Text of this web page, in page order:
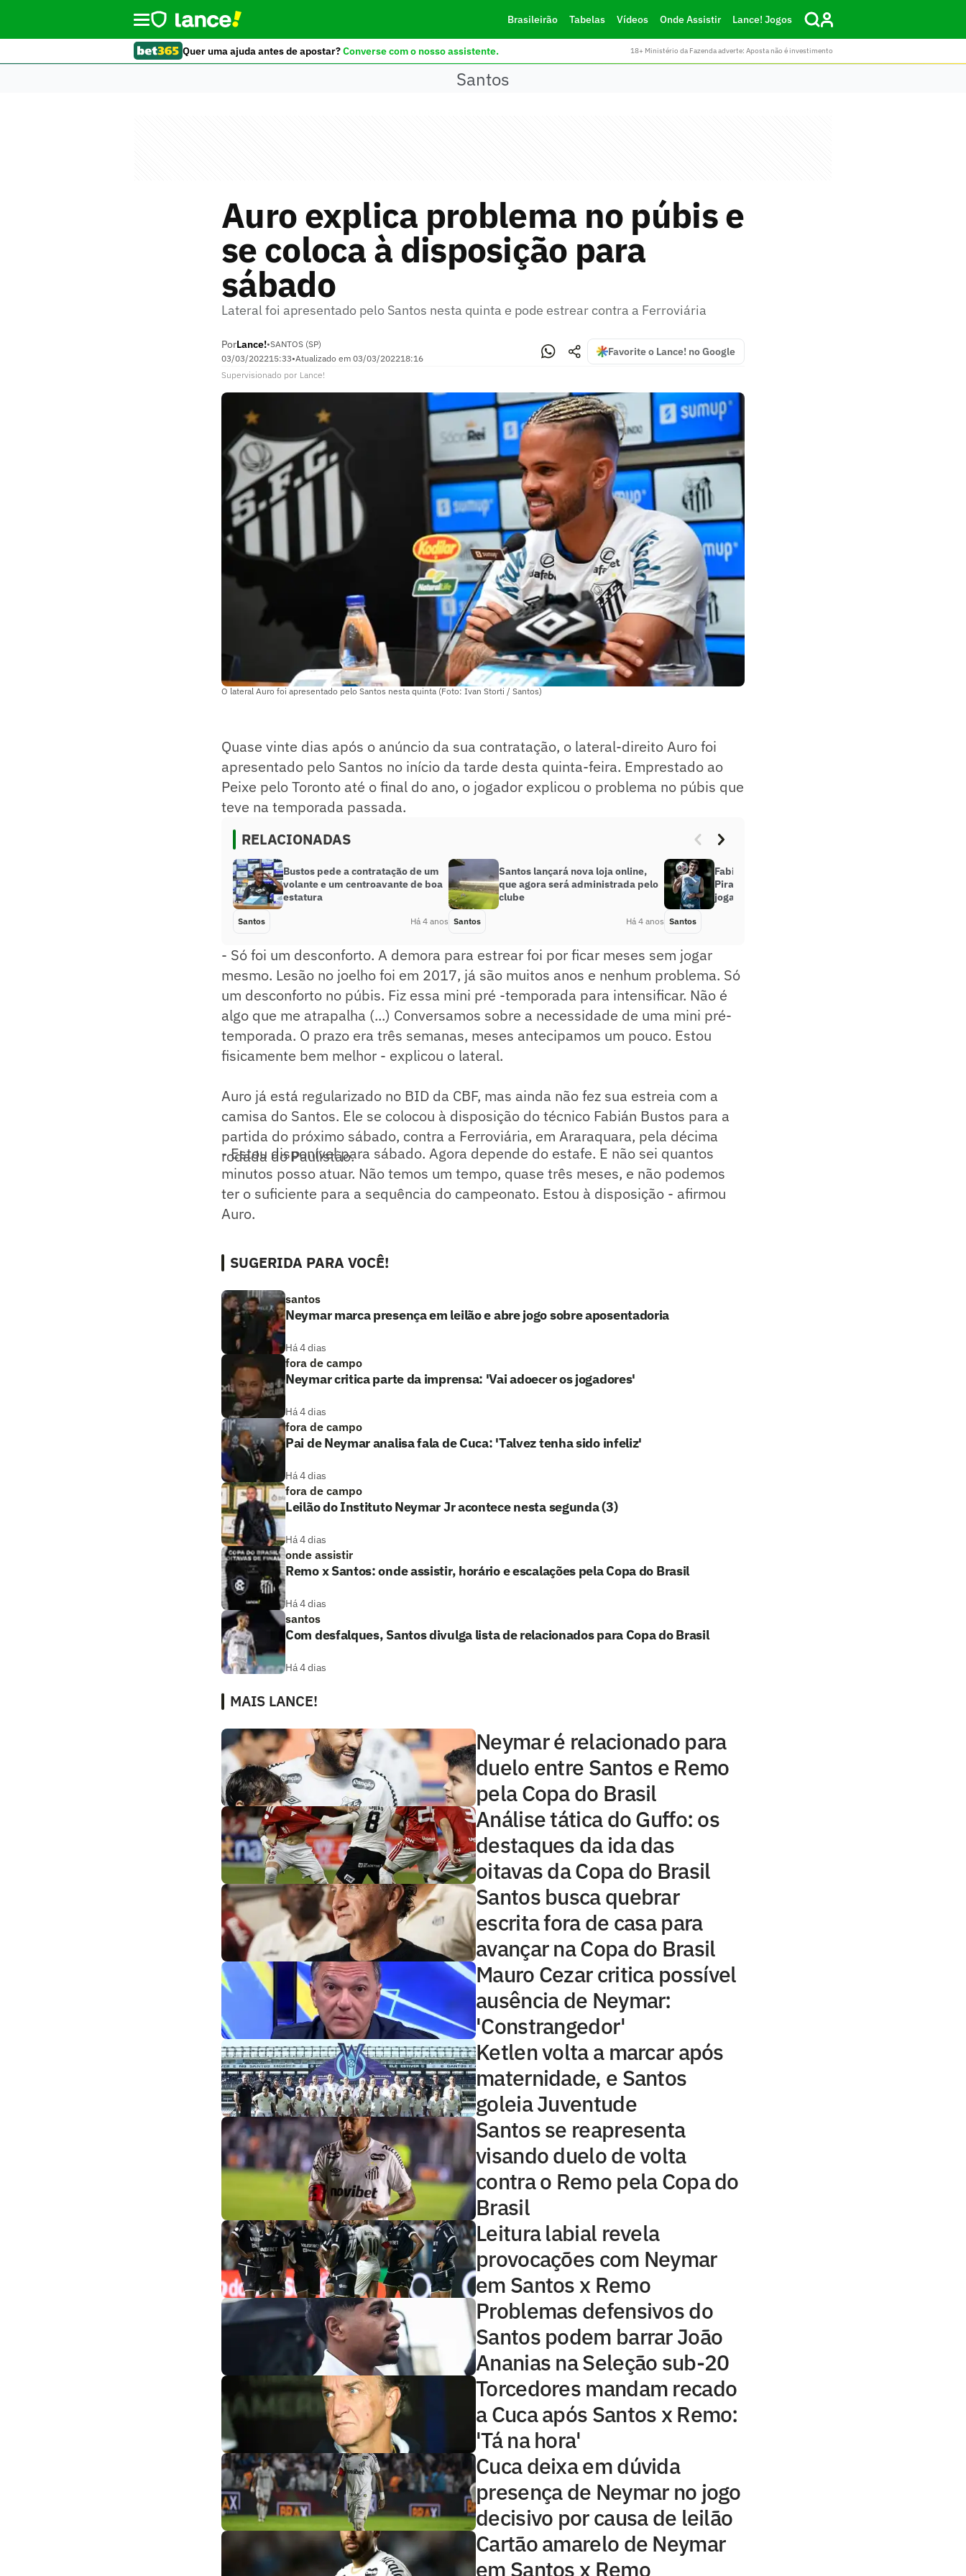
Brasileirão Tabelas Vídeos Onde Assistir Lance! Jogos
Quer uma ajuda antes de apostar?Converse com o nosso assistente. 18+ Ministério da Fazenda adverte: Aposta não é investimento
Santos
Auro explica problema no púbis e
se coloca à disposição para
sábado
Lateral foi apresentado pelo Santos nesta quinta e pode estrear contra a Ferroviária
PorLance!•SANTOS (SP)
03/03/202215:33•Atualizado em 03/03/202218:16
Favorite o Lance! no Google
Supervisionado por Lance!
O lateral Auro foi apresentado pelo Santos nesta quinta (Foto: Ivan Storti / Santos)
Quase vinte dias após o anúncio da sua contratação, o lateral-direito Auro foi
apresentado pelo Santos no início da tarde desta quinta-feira. Emprestado ao
Peixe pelo Toronto até o final do ano, o jogador explicou o problema no púbis que
teve na temporada passada.
RELACIONADAS
Bustos pede a contratação de um
volante e um centroavante de boa
estatura
Santos Há 4 anos
Santos lançará nova loja online,
que agora será administrada pelo
clube
Santos Há 4 anos
Fabián Bustos quer recuperar
Pirani e elogia o futebol do jovem
jogador
Santos
- Só foi um desconforto. A demora para estrear foi por ficar meses sem jogar
mesmo. Lesão no joelho foi em 2017, já são muitos anos e nenhum problema. Só
um desconforto no púbis. Fiz essa mini pré -temporada para intensificar. Não é
algo que me atrapalha (...) Conversamos sobre a necessidade de uma mini pré-
temporada. O prazo era três semanas, meses antecipamos um pouco. Estou
fisicamente bem melhor - explicou o lateral.
Auro já está regularizado no BID da CBF, mas ainda não fez sua estreia com a
camisa do Santos. Ele se colocou à disposição do técnico Fabián Bustos para a
partida do próximo sábado, contra a Ferroviária, em Araraquara, pela décima
rodada do Paulistão.
- Estou disponível para sábado. Agora depende do estafe. E não sei quantos
minutos posso atuar. Não temos um tempo, quase três meses, e não podemos
ter o suficiente para a sequência do campeonato. Estou à disposição - afirmou
Auro.
SUGERIDA PARA VOCÊ!
santos
Neymar marca presença em leilão e abre jogo sobre aposentadoria
Há 4 dias
fora de campo
Neymar critica parte da imprensa: 'Vai adoecer os jogadores'
Há 4 dias
fora de campo
Pai de Neymar analisa fala de Cuca: 'Talvez tenha sido infeliz'
Há 4 dias
fora de campo
Leilão do Instituto Neymar Jr acontece nesta segunda (3)
Há 4 dias
onde assistir
Remo x Santos: onde assistir, horário e escalações pela Copa do Brasil
Há 4 dias
santos
Com desfalques, Santos divulga lista de relacionados para Copa do Brasil
Há 4 dias
MAIS LANCE!
Neymar é relacionado para
duelo entre Santos e Remo
pela Copa do Brasil
Análise tática do Guffo: os
destaques da ida das
oitavas da Copa do Brasil
Santos busca quebrar
escrita fora de casa para
avançar na Copa do Brasil
Mauro Cezar critica possível
ausência de Neymar:
'Constrangedor'
Ketlen volta a marcar após
maternidade, e Santos
goleia Juventude
Santos se reapresenta
visando duelo de volta
contra o Remo pela Copa do
Brasil
Leitura labial revela
provocações com Neymar
em Santos x Remo
Problemas defensivos do
Santos podem barrar João
Ananias na Seleção sub-20
Torcedores mandam recado
a Cuca após Santos x Remo:
'Tá na hora'
Cuca deixa em dúvida
presença de Neymar no jogo
decisivo por causa de leilão
Cartão amarelo de Neymar
em Santos x Remo